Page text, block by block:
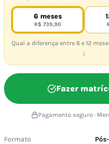
6 meses
R$ 739,90
Qual a diferença entre 6 e 12
↓
Fazer
Pagamento seguro ·
Formato